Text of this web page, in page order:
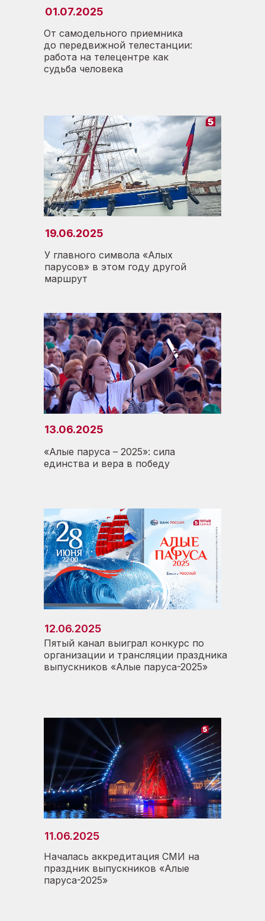
У главного символа «Алых
парусов» в этом году другой
маршрут
11.06.2025
Началась аккредитация СМИ на
праздник выпускников «Алые
паруса-2025»
12.06.2025
Пятый канал выиграл конкурс по
организации и трансляции праздника
выпускников «Алые паруса-2025»
«Алые паруса – 2025»: сила
единства и вера в победу
13.06.2025
19.06.2025
От самодельного приемника
до передвижной телестанции:
работа на телецентре как
судьба человека
01.07.2025